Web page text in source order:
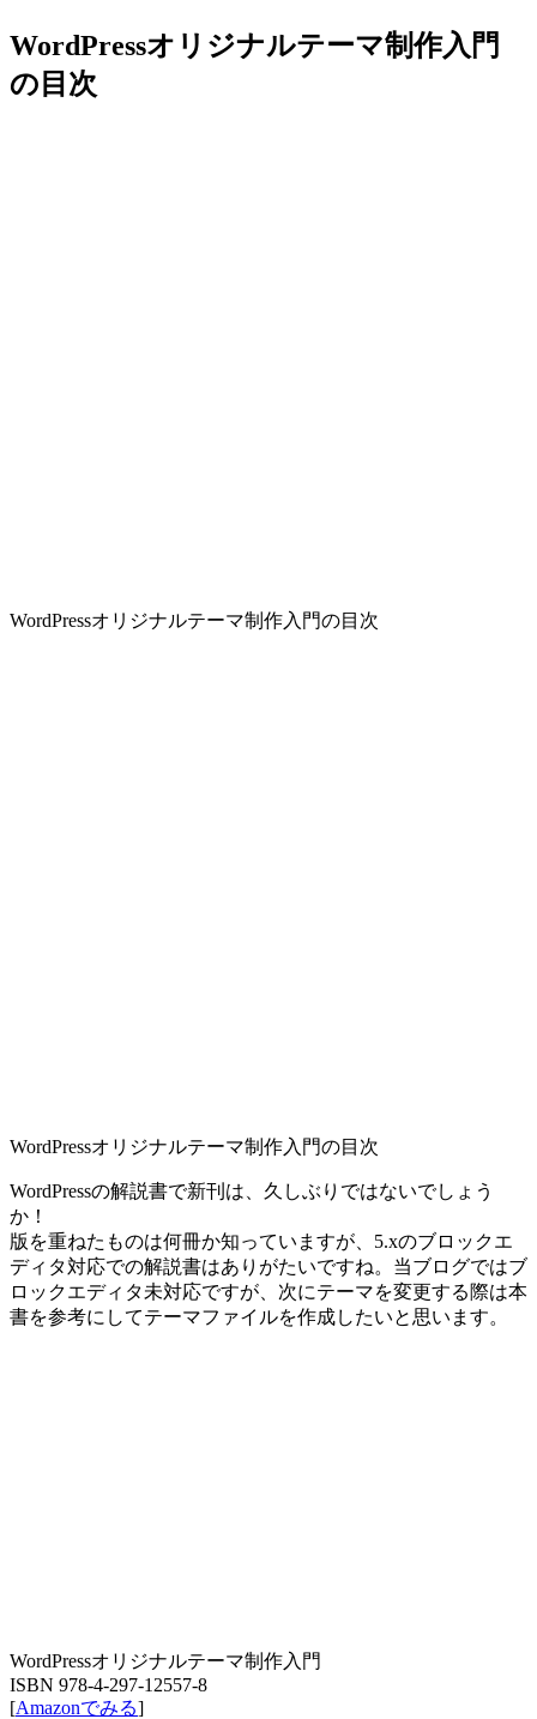
WordPressオリジナルテーマ制作入門
の目次
WordPressオリジナルテーマ制作入門の目次
WordPressオリジナルテーマ制作入門の目次
WordPressの解説書で新刊は、久しぶりではないでしょう
か！
版を重ねたものは何冊か知っていますが、5.xのブロックエ
ディタ対応での解説書はありがたいですね。当ブログではブ
ロックエディタ未対応ですが、次にテーマを変更する際は本
書を参考にしてテーマファイルを作成したいと思います。
WordPressオリジナルテーマ制作入門
ISBN 978-4-297-12557-8
[Amazonでみる]